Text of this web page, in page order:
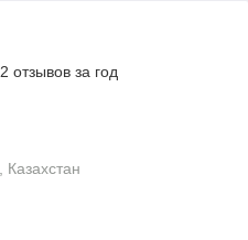
отзывов за год